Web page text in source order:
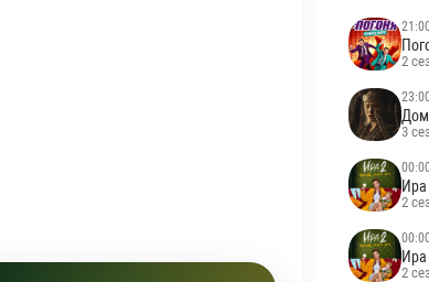
2
3
Ира
2
Ира
2